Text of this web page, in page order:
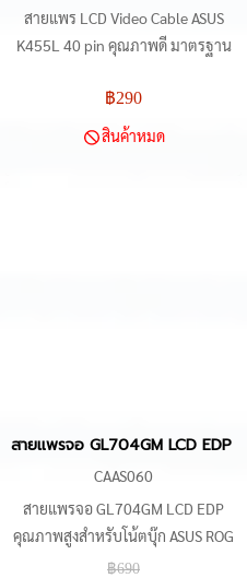
สายแพร LCD Video Cable ASUS
K455L 40 pin คุณภาพดี มาตรฐาน
ราคาประหยัด สามารถใช้กับรุ่นอื่นๆ
ของ ASUS ได้ดังนี้ A455, A455L,
฿290
สินค้าหมด
15 X512, X512U,
สายแพรจอ GL704GM LCD EDP
CAAS060
สายแพรจอ GL704GM LCD EDP
คุณภาพสูงสำหรับโน้ตบุ๊ก ASUS ROG
Strix Scar II GL704 และ G715
฿690